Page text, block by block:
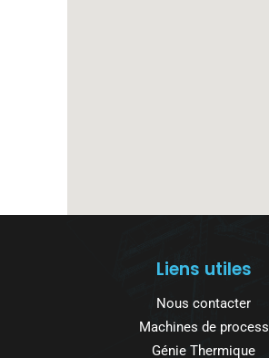
Liens utiles
Nous contacter
Machines de process
Génie Thermique